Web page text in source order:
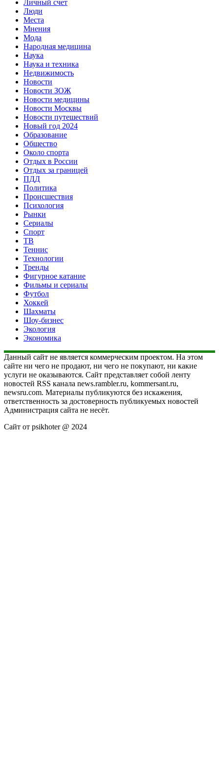
Личный счет
Люди
Места
Мнения
Мода
Народная медицина
Наука
Наука и техника
Недвижимость
Новости
Новости ЗОЖ
Новости медицины
Новости Москвы
Новости путешествий
Новый год 2024
Образование
Общество
Около спорта
Отдых в России
Отдых за границей
ПДД
Политика
Происшествия
Психология
Рынки
Сериалы
Спорт
ТВ
Теннис
Технологии
Тренды
Фигурное катание
Фильмы и сериалы
Футбол
Хоккей
Шахматы
Шоу-бизнес
Экология
Экономика
Данный сайт не является коммерческим проектом. На этом
сайте ни чего не продают, ни чего не покупают, ни какие
услуги не оказываются. Сайт представляет собой ленту
новостей RSS канала news.rambler.ru, kommersant.ru,
newsru.com. Материалы публикуются без искажения,
ответственность за достоверность публикуемых новостей
Администрация сайта не несёт.
Сайт от psikhoter @ 2024